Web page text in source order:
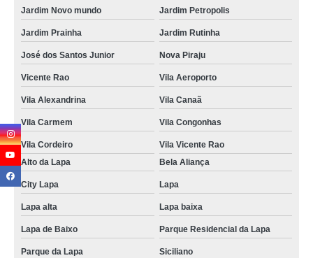
Jardim Novo mundo Jardim Petropolis
Jardim Prainha Jardim Rutinha
José dos Santos Junior Nova Piraju
Vicente Rao Vila Aeroporto
Vila Alexandrina Vila Canaã
Vila Carmem Vila Congonhas
Vila Cordeiro
Vila Vicente Rao
Alto da Lapa
Bela Aliança
City Lapa Lapa
Lapa alta Lapa baixa
Lapa de Baixo Parque Residencial da Lapa
Parque da Lapa Siciliano